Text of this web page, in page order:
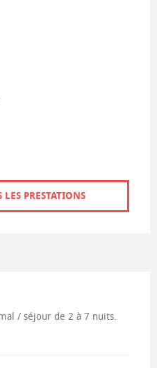
PRESTATIONS
/ séjour de 2 à 7 nuits.